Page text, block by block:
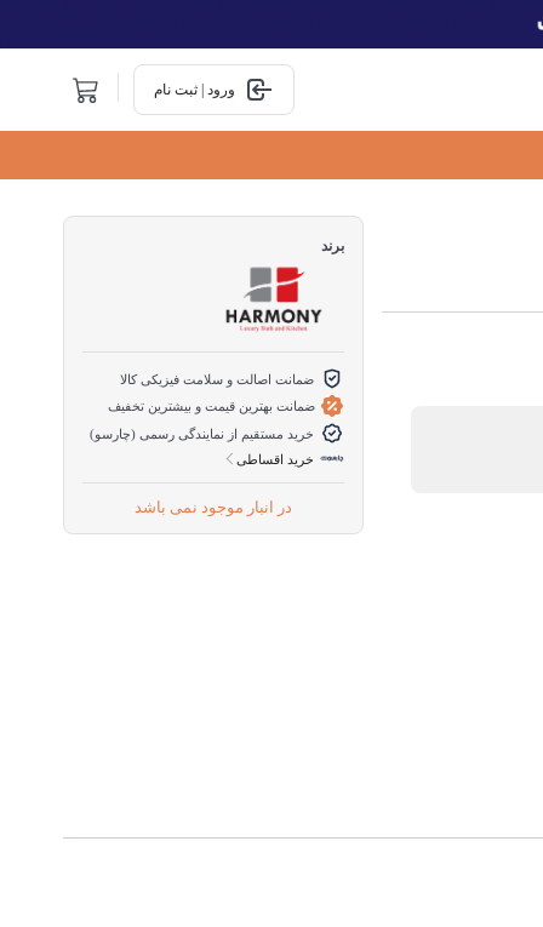
ورود | ثبت نام
برند
ضمانت اصالت و سلامت فیزیکی کالا
ضمانت بهترین قیمت و بیشترین تخفیف
خرید مستقیم از نمایندگی رسمی (چارسو)
خرید اقساطی
در انبار موجود نمی باشد